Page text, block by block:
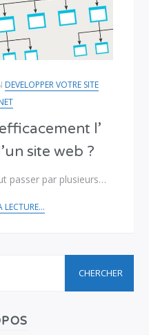
DEVELOPPER VOTRE SITE
l’
site web ?
passer par plusieurs…
LECTURE...